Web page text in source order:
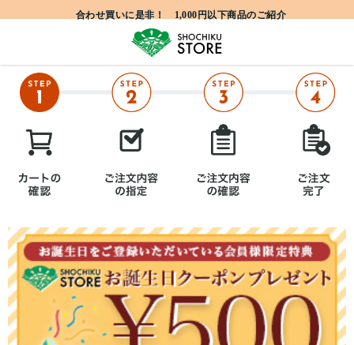
合わせ買いに是非！ 1,000円以下商品のご紹介